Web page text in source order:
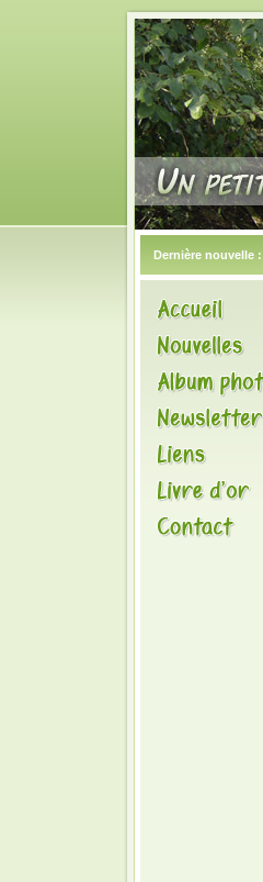
Dernière nouvelle :